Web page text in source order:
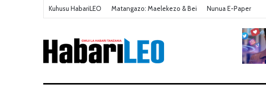
Kuhusu HabariLEO Matangazo: Maelekezo & Bei Nunua E-Paper